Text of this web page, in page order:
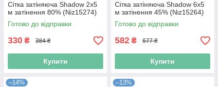
Сітка затіняюча Shadow 2х5
м затінення 80% (Niz15274)
Готово до відправки
330 ₴ 384 ₴
Купити
Сітка затіняюча Shadow 6х5
м затінення 45% (Niz15264)
Готово до відправки
582 ₴ 677 ₴
Купити
–14% –13%